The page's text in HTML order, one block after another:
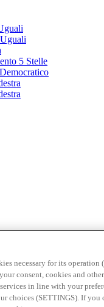
5 Stelle
Tutti i diritti riservati-
necessary for its operation
consent, cookies and
in line with your
choices (SETTINGS). If you